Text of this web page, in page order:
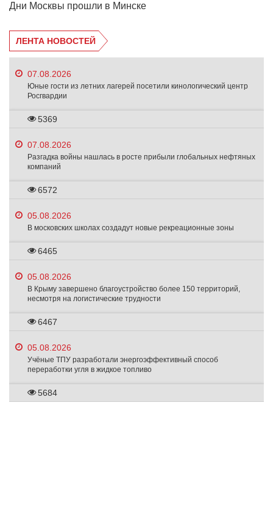
Дни Москвы прошли в Минске
ЛЕНТА НОВОСТЕЙ
07.08.2026
Юные гости из летних лагерей посетили кинологический центр
Росгвардии
5369
07.08.2026
Разгадка войны нашлась в росте прибыли глобальных нефтяных
компаний
6572
05.08.2026
В московских школах создадут новые рекреационные зоны
6465
05.08.2026
В Крыму завершено благоустройство более 150 территорий,
несмотря на логистические трудности
6467
05.08.2026
Учёные ТПУ разработали энергоэффективный способ
переработки угля в жидкое топливо
5684